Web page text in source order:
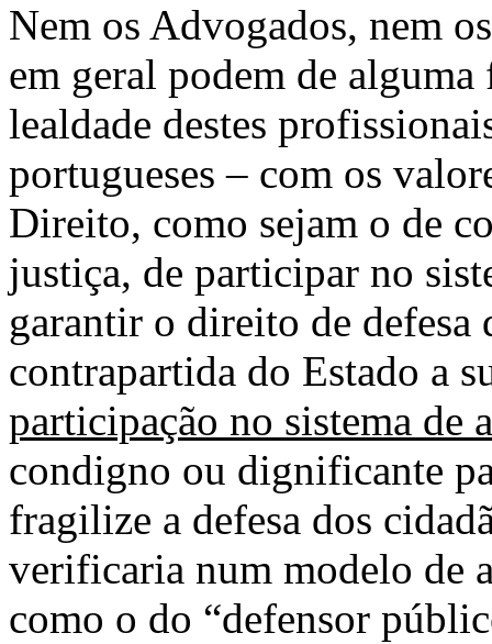
Nem os Advogados, nem
em geral podem de
lealdade destes
portugueses – com os
Direito, como sejam o de
justiça, de participar no
garantir o direito de defesa
contrapartida do Estado a
participação no sistema de
condigno ou dignificante
fragilize a defesa dos
verificaria num modelo de
como o do “defensor